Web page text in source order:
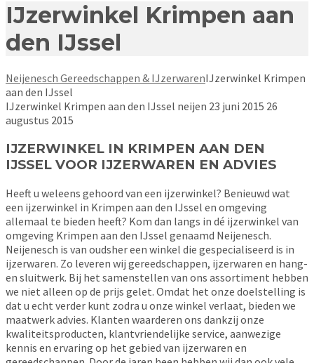
IJzerwinkel Krimpen aan
den IJssel
Neijenesch Gereedschappen & IJzerwarenIJzerwinkel Krimpen
aan den IJssel
IJzerwinkel Krimpen aan den IJssel neijen 23 juni 2015 26
augustus 2015
IJZERWINKEL IN KRIMPEN AAN DEN
IJSSEL VOOR IJZERWAREN EN ADVIES
Heeft u weleens gehoord van een ijzerwinkel? Benieuwd wat
een ijzerwinkel in Krimpen aan den IJssel en omgeving
allemaal te bieden heeft? Kom dan langs in dé ijzerwinkel van
omgeving Krimpen aan den IJssel genaamd Neijenesch.
Neijenesch is van oudsher een winkel die gespecialiseerd is in
ijzerwaren. Zo leveren wij gereedschappen, ijzerwaren en hang-
en sluitwerk. Bij het samenstellen van ons assortiment hebben
we niet alleen op de prijs gelet. Omdat het onze doelstelling is
dat u echt verder kunt zodra u onze winkel verlaat, bieden we
maatwerk advies. Klanten waarderen ons dankzij onze
kwaliteitsproducten, klantvriendelijke service, aanwezige
kennis en ervaring op het gebied van ijzerwaren en